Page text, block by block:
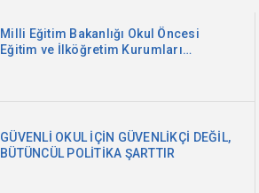
Milli Eğitim Bakanlığı Okul Öncesi
Eğitim ve İlköğretim Kurumları
GÜVENLİ OKUL İÇİN GÜVENLİKÇİ DEĞİL,
BÜTÜNCÜL POLİTİKA ŞARTTIR